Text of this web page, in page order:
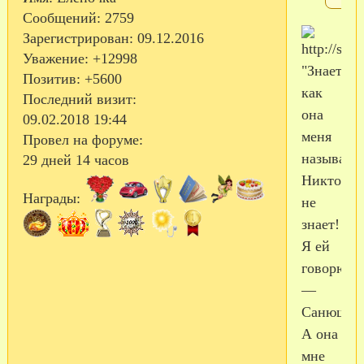
Сообщений: 2759
Зарегистрирован: 09.12.2016
Уважение: +12998
Позитив: +5600
Последний визит:
09.02.2018 19:44
Провел на форуме:
29 дней 14 часов
Награды:
"Знаете,
как
она
меня
Никто
не
знает!
Я ей
говорю
—
А она
мне